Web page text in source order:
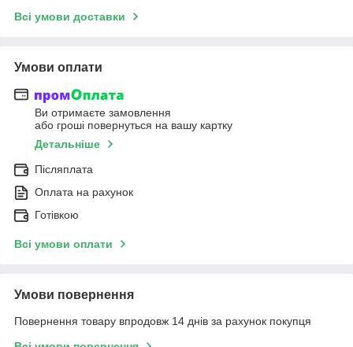
Всі умови доставки
Умови оплати
Ви отримаєте замовлення
або гроші повернуться на вашу картку
Детальніше
Післяплата
Оплата на рахунок
Готівкою
Всі умови оплати
Умови повернення
Повернення товару впродовж 14 днів за рахунок покупця